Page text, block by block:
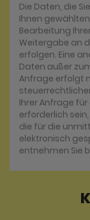
Die Daten, die
Ihnen
Bearbeitung
Weitergabe an
erfolgen. Eine
Daten außer
Anfrage erfolgt
Ihrer Anfrage
erforderlich
die für die
elektronisch
entnehmen Sie